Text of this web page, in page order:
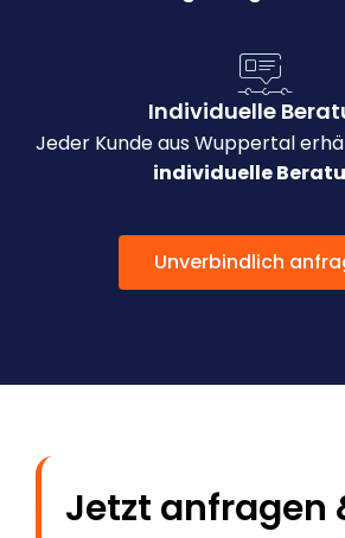
Individuelle
Jeder Kunde aus Wuppertal
individuelle
Unverbindlich
Jetzt anfragen